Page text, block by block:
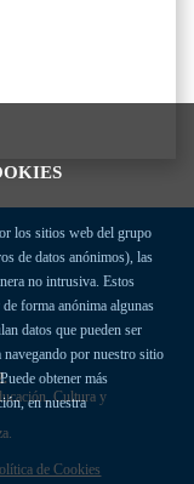
los sitios web del grupo
de datos anónimos), las
no intrusiva. Estos
forma anónima algunas
datos que pueden ser
navegando por nuestro sitio
obtener más
en nuestra
Cultura y
de Cookies